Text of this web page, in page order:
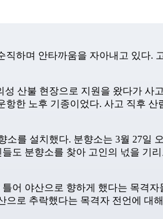
하며 안타까움을 자아내고 있다.
산불 현장으로 지원을 왔다가 사
한 노후 기종이었다. 사고 직후
를 설치했다. 분향소는 3월 27일
도 분향소를 찾아 고인의 넋을 기
어 야산으로 향하게 했다는 목격
로 추락했다는 목격자 전언에 대